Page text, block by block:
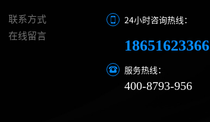
联系方式
在线留言
24小时咨询热线：
18651623366
服务热线：
400-8793-956